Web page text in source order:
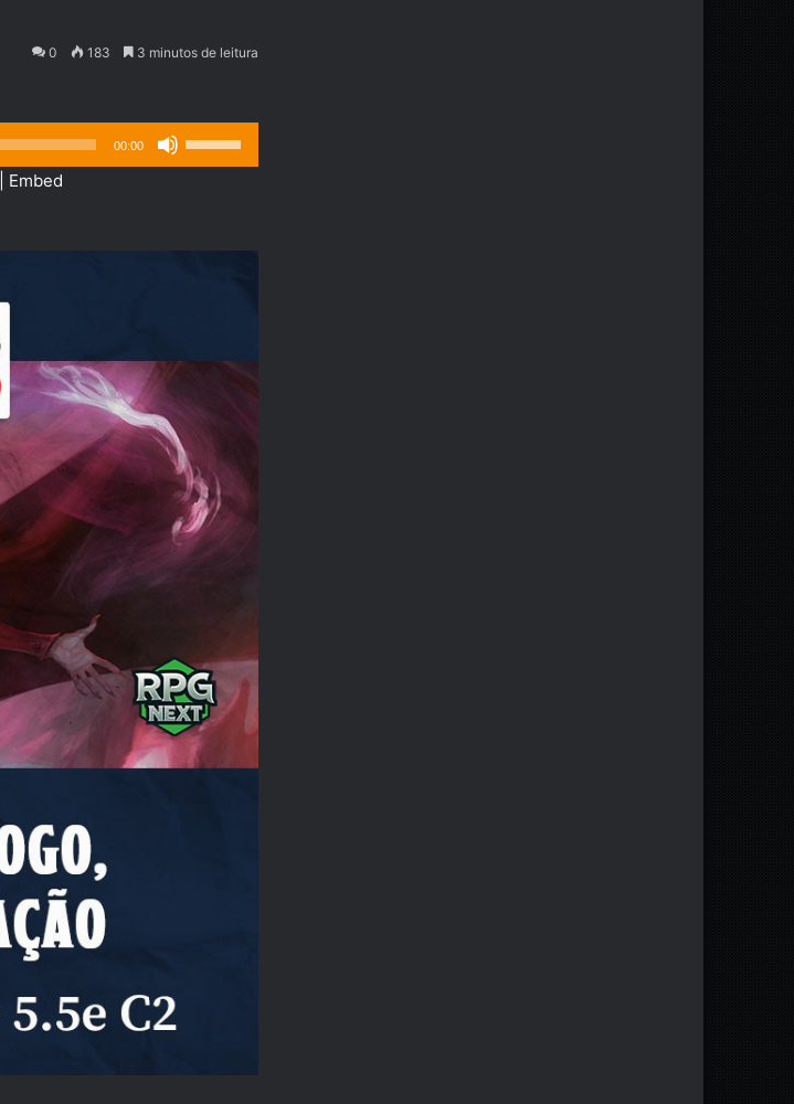
0 183 3 minutos de leitura
00:00
as
aumentar
o
volume.
Embed